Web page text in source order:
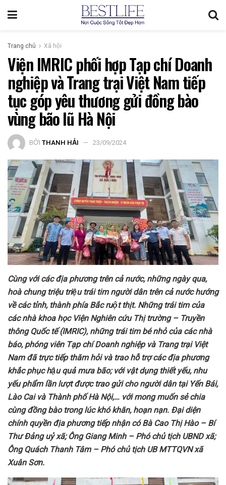
Trang chủ Xã hội
Viện IMRIC phối hợp Tạp chí Doanh
nghiệp và Trang trại Việt Nam tiếp
tục góp yêu thương gửi đồng bào
vùng bão lũ Hà Nội
BỞI THANH HẢI 23/09/2024
Cùng với các địa phương trên cả nước, những ngày qua,
hoàchung triệu triệu trái tim người dân trêncả nướchướng
về các tỉnh, thành phía Bắc ruột thịt. Nhữngtrái tim của
các nhà khoa học Viện Nghiên cứu Thị trường – Truyền
thông Quốc tế (IMRIC), những trái tim bé nhỏ của các nhà
báo, phóng viên Tạp chí Doanh nghiệp và Trang trại Việt
Nam đã trực tiếp thăm hỏi và trao hỗ trợ các địa phương
khắc phục hậu quả mưa bão; với vật dụng thiết yếu, nhu
yếu phẩm lần lượt được trao gửi cho người dân tại Yến Bái,
Lào Cai và Thành phố Hà Nội,… với mong muốn sẻ chia
cùng đồng bào trong lúc khó khăn, hoạn nạn. Đại diện
chính quyền địa phương tiếp nhận có Bà Cao Thị Hào – Bí
Thư Đảng uỷ xã; Ông Giang Minh – Phó chủ tịch UBND xã;
Ông Quách Thanh Tâm – Phó chủ tịch UB MTTQVN xã
Xuân Sơn.